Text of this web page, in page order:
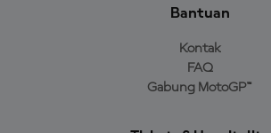
Bantuan
Kontak
FAQ
Gabung MotoGP™